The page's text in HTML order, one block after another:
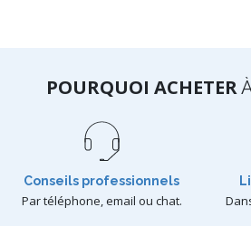
POURQUOI ACHETER
Conseils professionnels
Par téléphone, email ou chat.